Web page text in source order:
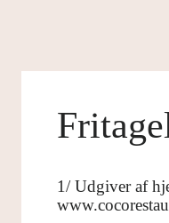
1/ Udgiver af